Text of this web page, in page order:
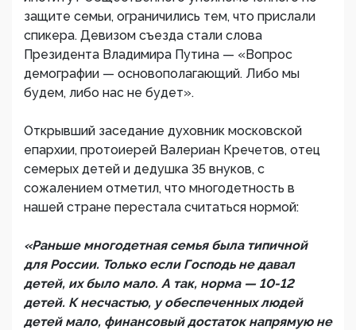
защите семьи, ограничились тем, что прислали
спикера. Девизом съезда стали слова
Президента Владимира Путина — «Вопрос
демографии — основополагающий. Либо мы
будем, либо нас не будет».
Открывший заседание духовник московской
епархии, протоиерей Валериан Кречетов, отец
семерых детей и дедушка 35 внуков, с
сожалением отметил, что многодетность в
нашей стране перестала считаться нормой:
«Раньше многодетная семья была типичной
для России. Только если Господь не давал
детей, их было мало. А так, норма — 10-12
детей. К несчастью, у обеспеченных людей
детей мало, финансовый достаток напрямую не